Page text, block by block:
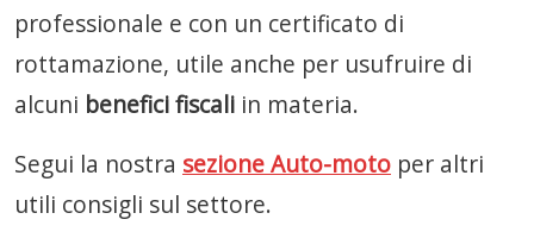
professionale e con un certificato di
rottamazione, utile anche per usufruire di
alcuni benefici fiscali in materia.
Segui la nostra sezione Auto-moto per altri
utili consigli sul settore.